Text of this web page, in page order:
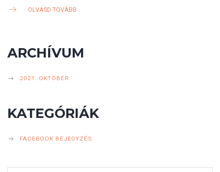
OLVASD TOVÁBB
ARCHÍVUM
2021. OKTÓBER
KATEGÓRIÁK
FACEBOOK BEJEGYZÉS